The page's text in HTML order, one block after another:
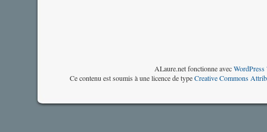
ALaure.net fonctionne avecWordPress
Ce contenu est soumis à une licence de typeCreative Commons